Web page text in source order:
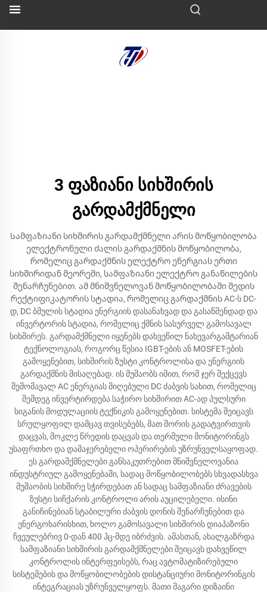
3 ფაზიანი სიხშირის
გარდამქმნელი
Სამფაზიანი სიხშირის გარდამქმნელი არის მოწყობილობა
ელექტრონული ძალის გარდაქმნის მოწყობილობა,
რომელიც გარდაქმნის ელექტრო ენერგიას ერთი
სიხშირიდან მეორეში, სამფაზიანი ელექტრო განაწილების
შენარჩუნებით. ამ მნიშვნელოვან მოწყობილობაში შედის
რექტიფიკატორის სტადია, რომელიც გარდაქმნის AC-ს DC-
დ, DC ბმულის სტადია ენერგიის დასანახვად და გასაწმენდად და
ინვერტორის სტადია, რომელიც ქმნის სასურველ გამოსავალ
სიხშირეს. გარდამქმნელი იყენებს დახვეწილ ნახევარგამტარიან
ტექნოლოგიას, როგორც წესია IGBT-ების ან MOSFET-ების
გამოყენებით, სიხშირის ზუსტი კონტროლისა და ენერგიის
გარდაქმნის მისაღებად. ის მუშაობს იმით, რომ ჯერ შექცევს
შემომავალ AC ენერგიას მიღებული DC ძაბვის სახით, რომელიც
შემდეგ ინვერტირდება საჭირო სიხშირით AC-ად პულსური
სიგანის მოდულაციის ტექნიკის გამოყენებით. სისტემა შეიცავს
სრულყოფილ დამცავ თვისებებს, მათ შორის გადატვირთვის
დაცვას, მოკლე წრედის დაცვას და თერმული მონიტორინგს
უსაფრთხო და დამაჯერებელი ოპერირების უზრუნველსაყოფად.
ეს გარდამქმნელები განსაკუთრებით მნიშვნელოვანია
ინდუსტრიულ გამოყენებაში, სადაც მოწყობილობებს სხვადასხვა
მუშაობის სიხშირე სჭირდებათ ან სადაც სამფაზიანი ძრავების
ზუსტი სიჩქარის კონტროლი არის აუცილებელი. ისინი
განიჩინებიან სტაბილური ძაბვის დონის შენარჩუნებით და
ენერგოხარისხით, ხოლო გამოსავალი სიხშირის დიაპაზონი
ჩვეულებრივ 0-დან 400 ჰც-მდე იბრძვის. ამასთან, ახალგაზრდა
სამფაზიანი სიხშირის გარდამქმნელები შეიცავს დახვეწილ
კონტროლის ინტერფეისებს, რაც ავტომატიზირებული
სისტემების და მოწყობილობების დისტანციური მონიტორინგის
ინტეგრაციას უზრუნველყოფს. მათი მაგარი დიზაინი